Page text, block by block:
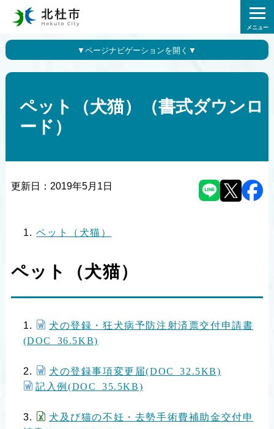
メニュー
ペット（犬猫）（書式ダウンロ
ード）
更新日： 2019年5月1日
ペット（犬猫）
ペット（犬猫）
犬の登録・狂犬病予防注射済票交付申請書
(DOC 36.5KB)
犬の登録事項変更届(DOC 32.5KB)
記入例(DOC 35.5KB)
犬及び猫の不妊・去勢手術費補助金交付申